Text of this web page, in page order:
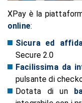
XPay è la
online:
Sicura ed
Secure 2.0
Facilissima da
pulsante di
Dotata di un